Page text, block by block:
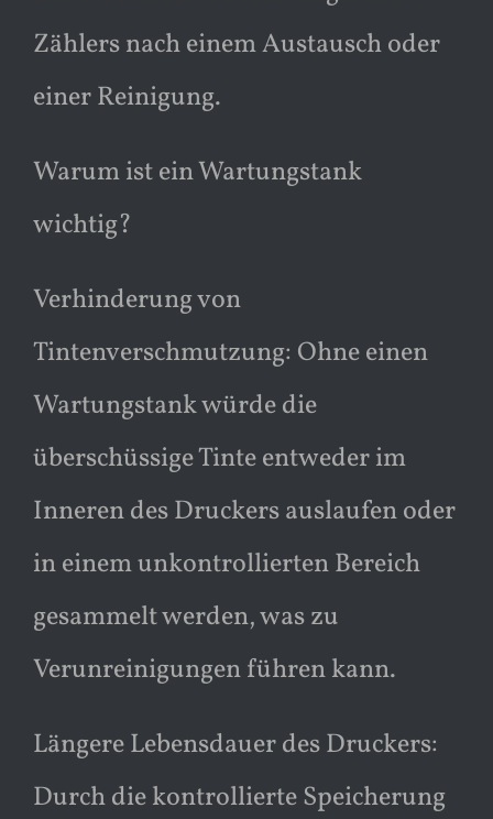
Zählers nach einem Austausch oder
einer Reinigung.
Warum ist ein Wartungstank
wichtig?
Verhinderung von
Tintenverschmutzung: Ohne einen
Wartungstank würde die
überschüssige Tinte entweder im
Inneren des Druckers auslaufen oder
in einem unkontrollierten Bereich
gesammelt werden, was zu
Verunreinigungen führen kann.
Längere Lebensdauer des Druckers:
Durch die kontrollierte Speicherung